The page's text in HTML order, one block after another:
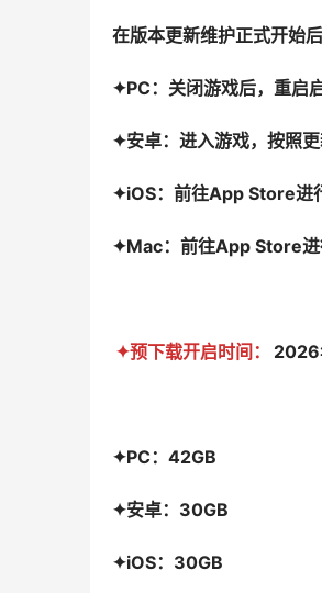
在版本更新维护正式开始
✦PC：关闭游戏后，重启
✦安卓：进入游戏，按照
✦iOS：前往App Store进
✦Mac：前往App Store进
✦预下载开启时间： 2026
✦PC：42GB
✦安卓：30GB
✦iOS：30GB